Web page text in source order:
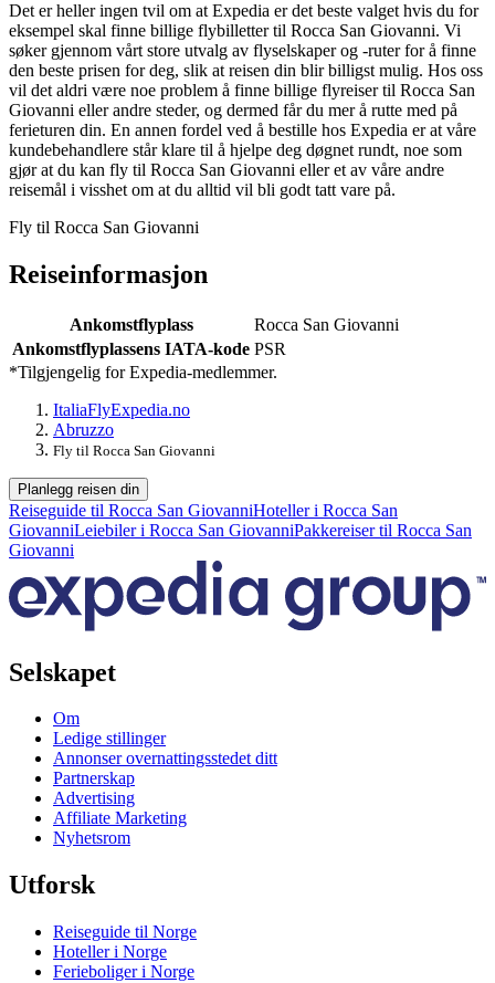
Det er heller ingen tvil om at Expedia er det beste valget hvis du for
eksempel skal finne billige flybilletter til Rocca San Giovanni. Vi
søker gjennom vårt store utvalg av flyselskaper og -ruter for å finne
den beste prisen for deg, slik at reisen din blir billigst mulig. Hos oss
vil det aldri være noe problem å finne billige flyreiser til Rocca San
Giovanni eller andre steder, og dermed får du mer å rutte med på
ferieturen din. En annen fordel ved å bestille hos Expedia er at våre
kundebehandlere står klare til å hjelpe deg døgnet rundt, noe som
gjør at du kan fly til Rocca San Giovanni eller et av våre andre
reisemål i visshet om at du alltid vil bli godt tatt vare på.
Fly til Rocca San Giovanni
Reiseinformasjon
Ankomstflyplass
Rocca San Giovanni
Ankomstflyplassens IATA-kode PSR
*Tilgjengelig for Expedia-medlemmer.
ItaliaFlyExpedia.no
Abruzzo
Fly til Rocca San Giovanni
Planlegg reisen din
Reiseguide til Rocca San GiovanniHoteller i Rocca San
GiovanniLeiebiler i Rocca San GiovanniPakkereiser til Rocca San
Giovanni
Selskapet
Om
Ledige stillinger
Annonser overnattingsstedet ditt
Partnerskap
Advertising
Affiliate Marketing
Nyhetsrom
Utforsk
Reiseguide til Norge
Hoteller i Norge
Ferieboliger i Norge